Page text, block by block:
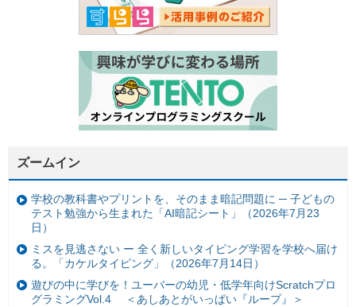
ズームイン
学校の教科書やプリントを、そのまま暗記問題に ─ 子どもの
テスト勉強から生まれた「AI暗記シート」（2026年7月23
日）
ミスを見逃さない ー 全く新しいタイピング学習を学校へ届け
る。「カケルタイピング」（2026年7月14日）
遊びの中に学びを！ユーバーの幼児・低学年向けScratchプロ
グラミングVol.4 ＜あしあとがいっぱい『ループ』＞